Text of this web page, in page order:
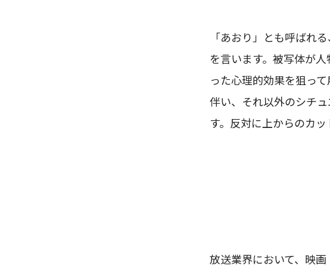
「あおり」とも呼ばれ
を言います。被写体が
った心理的効果を狙っ
伴い、それ以外のシチ
す。反対に上からのカ
放送業界において、映